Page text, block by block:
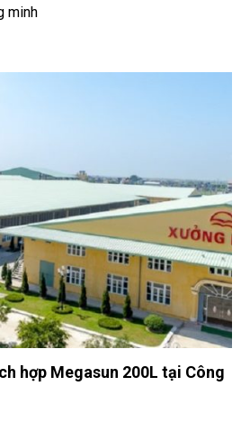
minh
hợp Megasun 200L tại Công